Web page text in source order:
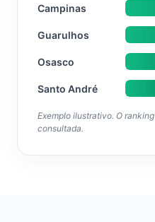
Campinas
Guarulhos
Osasco
Santo André
Exemplo ilustrativo. O
consultada.